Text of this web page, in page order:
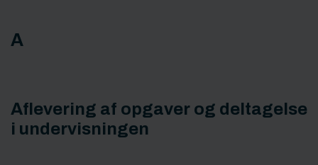
A
Aflevering af opgaver og deltagelse
i undervisningen